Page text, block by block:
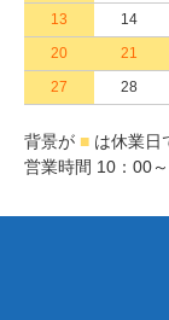
13
14
20
21
27
28
背景が ■ は休業日
営業時間 10：00